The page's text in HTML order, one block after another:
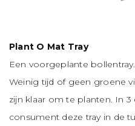
Plant O Mat Tray
Een voorgeplante
Weinig tijd of geen groene
zijn klaar om te planten. In
consument deze tray in de